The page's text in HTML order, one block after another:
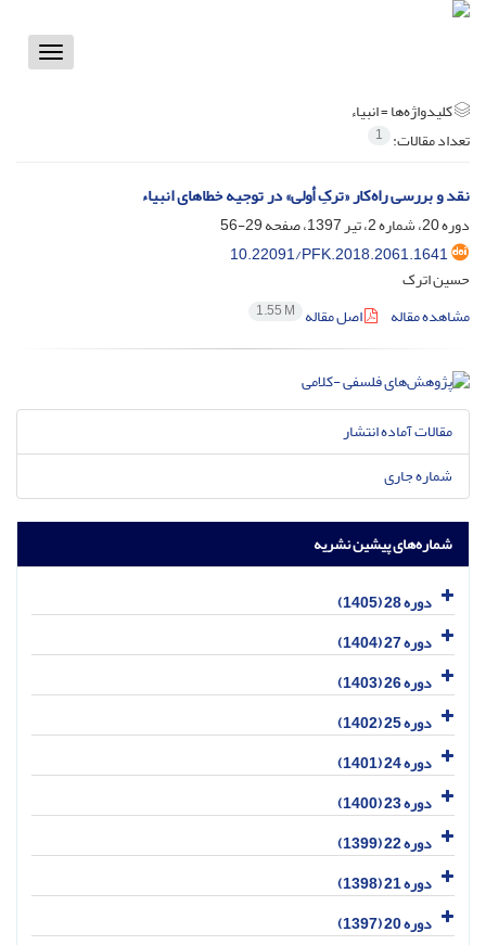
Toggle
کلیدواژه‌ها =انبیاء
تعداد مقالات: 1
نقد و بررسی راه‌کار «ترکِ أولی» در توجیه خطاهای انبیاء
دوره 20، شماره 2، تیر 1397، صفحه
29-56
10.22091/PFK.2018.2061.1641
حسین اترک
مشاهده مقاله
اصل مقاله 1.55 M
مقالات آماده انتشار
شماره جاری
شماره‌های پیشین نشریه
دوره 28 (1405)
دوره 27 (1404)
دوره 26 (1403)
دوره 25 (1402)
دوره 24 (1401)
دوره 23 (1400)
دوره 22 (1399)
دوره 21 (1398)
دوره 20 (1397)